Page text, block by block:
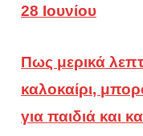
28 Ιουνίου
Πως μερικά
καλοκαίρι,
για παιδιά και